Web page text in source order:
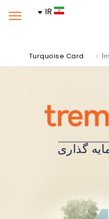
IR
Turquoise Card
گذاری